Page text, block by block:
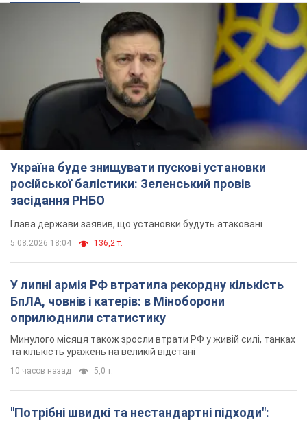
Україна буде знищувати пускові установки
російської балістики: Зеленський провів
засідання РНБО
Глава держави заявив, що установки будуть атаковані
5.08.2026 18:04 136,2 т.
У липні армія РФ втратила рекордну кількість
БпЛА, човнів і катерів: в Міноборони
оприлюднили статистику
Минулого місяця також зросли втрати РФ у живій силі, танках
та кількість уражень на великій відстані
10 часов назад 5,0 т.
"Потрібні швидкі та нестандартні підходи":